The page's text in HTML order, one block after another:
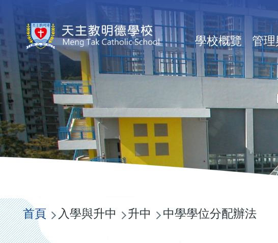
Main
學校概覽 管
導
航
連
首頁 入學與升中 升中 中學學位分配辦法